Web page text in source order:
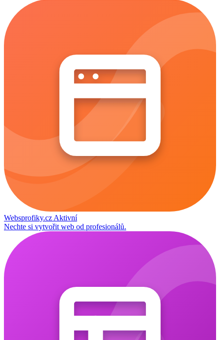
Websprofiky.cz Aktivní
Nechte si vytvořit web od profesionálů.